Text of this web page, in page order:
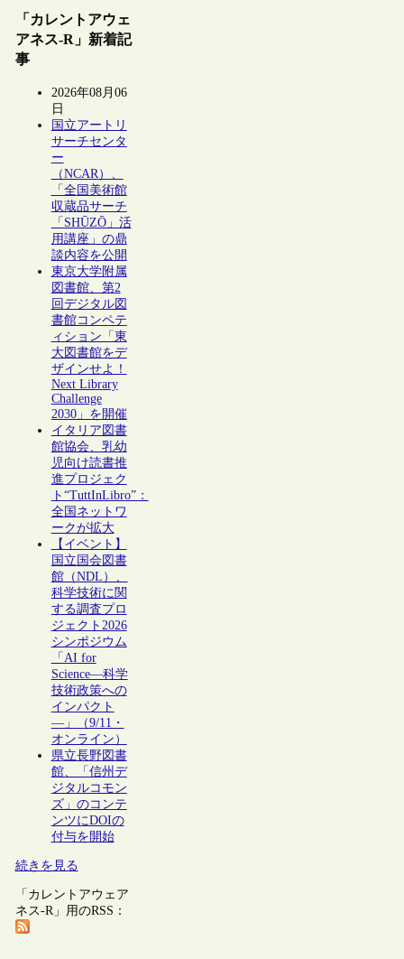
「カレントアウェ
アネス-R」新着記
事
2026年08月06
日
国立アートリ
サーチセンタ
ー
（NCAR）、
「全国美術館
収蔵品サーチ
「SHŪZŌ」活
用講座」の鼎
談内容を公開
東京大学附属
図書館、第2
回デジタル図
書館コンペテ
ィション「東
大図書館をデ
ザインせよ！
Next Library
Challenge
2030」を開催
イタリア図書
館協会、乳幼
児向け読書推
進プロジェク
ト“TuttInLibro”：
全国ネットワ
ークが拡大
【イベント】
国立国会図書
館（NDL）、
科学技術に関
する調査プロ
ジェクト2026
シンポジウム
「AI for
Science―科学
技術政策への
インパクト
―」（9/11・
オンライン）
県立長野図書
館、「信州デ
ジタルコモン
ズ」のコンテ
ンツにDOIの
付与を開始
続きを見る
「カレントアウェア
ネス-R」用のRSS：